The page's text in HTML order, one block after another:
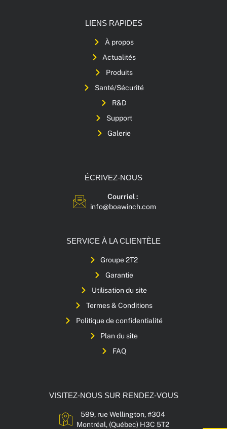
LIENS RAPIDES
À propos
Actualités
Produits
Santé/Sécurité
R&D
Support
Galerie
ÉCRIVEZ-NOUS
Courriel :
info@boawinch.com
SERVICE À LA CLIENTÈLE
Groupe 2T2
Garantie
Utilisation du site
Termes & Conditions
Politique de confidentialité
Plan du site
FAQ
VISITEZ-NOUS SUR RENDEZ-VOUS
599, rue Wellington, #304
Montréal, (Québec) H3C 5T2